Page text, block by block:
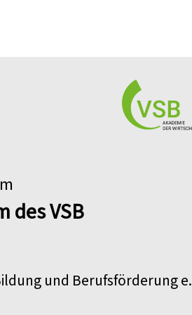
des VSB
und Berufsförderung e.